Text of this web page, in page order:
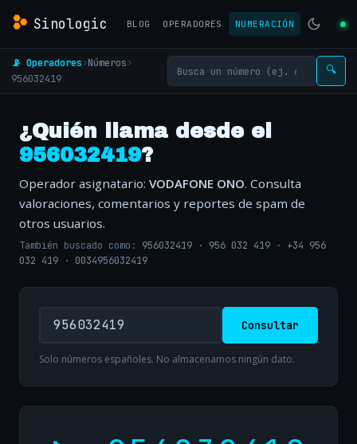
Sinologic BLOG OPERADORES NUMERACIÓN
📡 Operadores›Números›
956032419
🔍
¿Quién llama desde el
956032419?
Operador asignatario: VODAFONE ONO. Consulta
valoraciones, comentarios y reportes de spam de
otros usuarios.
También buscado como: 956032419 · 956 032 419 · +34 956
032 419 · 0034956032419
Consultar
Solo números españoles. No almacenamos ningún dato.